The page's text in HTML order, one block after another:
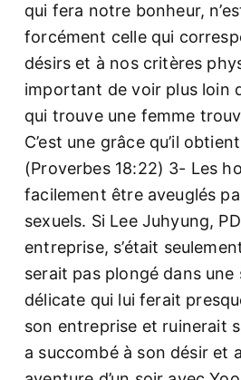
qui fera notre bonheur,
forcément celle qui
désirs et à nos critères
important de voir plus loin
qui trouve une femme
C’est une grâce qu’il
(Proverbes 18:22) 3- Les
facilement être aveuglés
sexuels. Si Lee Juhyung,
entreprise, s’était
serait pas plongé dans une
délicate qui lui ferait
son entreprise et ruinerait
a succombé à son désir et